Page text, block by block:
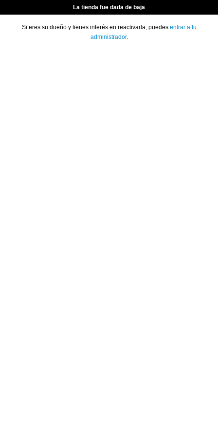
La tienda fue dada de baja
Si eres su dueño y tienes interés en reactivarla, puedes entrar a tu
administrador.